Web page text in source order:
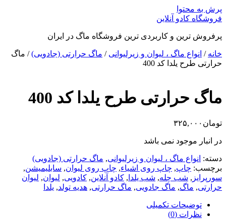
پرش به محتوا
فروشگاه کادو آنلاین
پرفروش ترین و کاربردی ترین فروشگاه ماگ در ایران
خانه / انواع ماگ ، لیوان و زیرلیوانی / ماگ حرارتی (جادویی)/ ماگ
حرارتی طرح یلدا کد 400
ماگ حرارتی طرح یلدا کد 400
تومان ۳۲۵,۰۰۰
در انبار موجود نمی باشد
دسته: انواع ماگ ، لیوان و زیرلیوانی, ماگ حرارتی (جادویی)
برچسب: چاپ, چاپ روی اشیاء, چاپ روی لیوان, سابلیمیشن,
سورپرایز , شب چله, شب یلدا , کادو آنلاین, کادویی, لیوان, لیوان
حرارتی, ماگ, ماگ جادویی, ماگ حرارتی, هدیه تولد, یلدا
توضیحات تکمیلی
نظرات (0)